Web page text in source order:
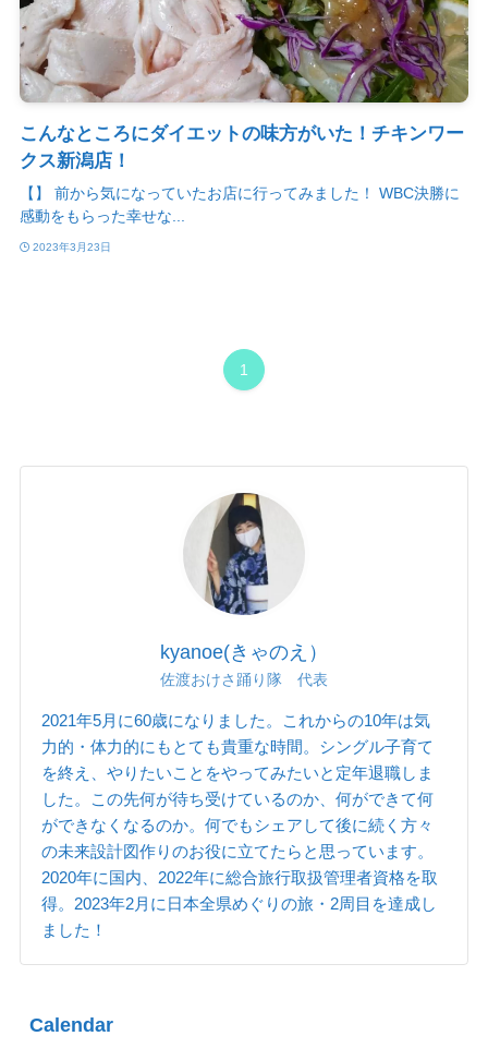
こんなところにダイエットの味方がいた！チキンワー
クス新潟店！
【】 前から気になっていたお店に行ってみました！ WBC決勝に
感動をもらった幸せな...
2023年3月23日
1
kyanoe(きゃのえ）
佐渡おけさ踊り隊 代表
2021年5月に60歳になりました。これからの10年は気
力的・体力的にもとても貴重な時間。シングル子育て
を終え、やりたいことをやってみたいと定年退職しま
した。この先何が待ち受けているのか、何ができて何
ができなくなるのか。何でもシェアして後に続く方々
の未来設計図作りのお役に立てたらと思っています。
2020年に国内、2022年に総合旅行取扱管理者資格を取
得。2023年2月に日本全県めぐりの旅・2周目を達成し
ました！
Calendar